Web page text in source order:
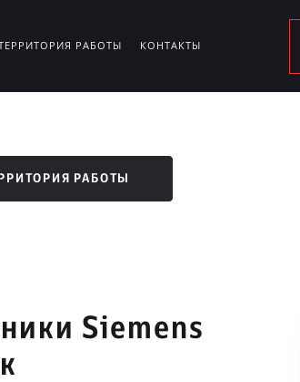
РАБОТЫ КОНТАКТЫ
РАБОТЫ
Siemens